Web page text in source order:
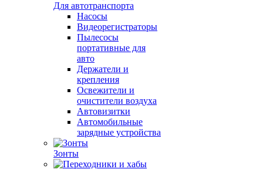
Для автотранспорта
Насосы
Видеорегистраторы
Пылесосы
портативные для
авто
Держатели и
крепления
Освежители и
очистители воздуха
Автовизитки
Автомобильные
зарядные устройства
Зонты